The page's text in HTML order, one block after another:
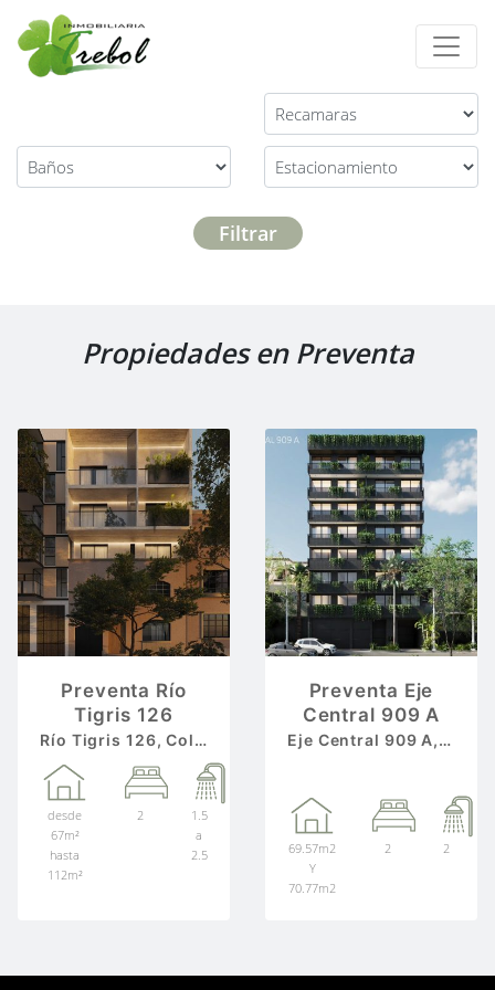
Filtrar
Propiedades en Preventa
Preventa Río
Tigris 126
Río Tigris 126, Col. Cuauhtémoc, entre Río Lerma y Río Pánuco, C.P. 06500, Alcaldía Cuauhtémoc.
desde
67m²
hasta
112m²
2
1.5
a
2.5
Preventa Eje
Central 909 A
Eje Central 909 A, Colonia Portales Sur, Alcaldía Benito Juárez, entre Pirineos y Popocatépetl
69.57m2
Y
70.77m2
2 2